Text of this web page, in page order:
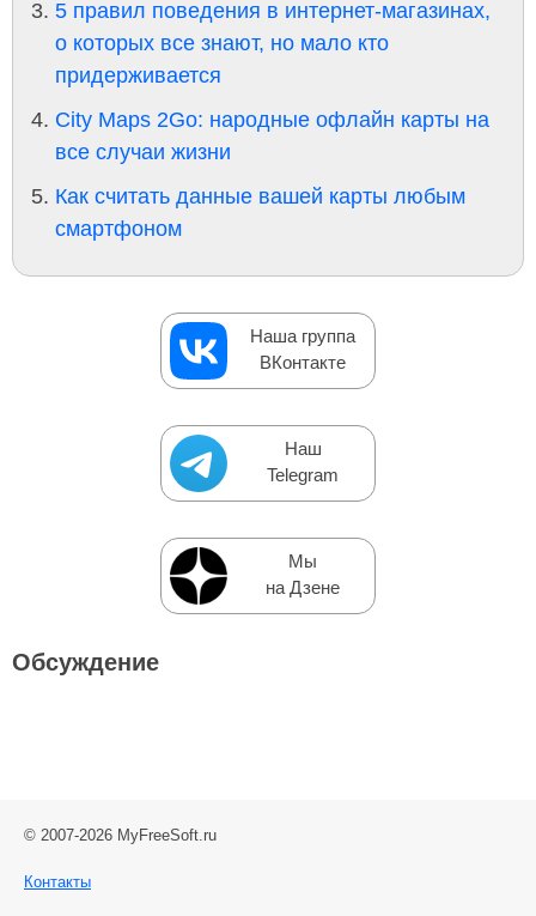
5 правил поведения в интернет-магазинах,
о которых все знают, но мало кто
придерживается
City Maps 2Go: народные офлайн карты на
все случаи жизни
Как считать данные вашей карты любым
смартфоном
Наша группа
ВКонтакте
Наш
Telegram
Мы
на Дзене
Обсуждение
© 2007-2026 MyFreeSoft.ru
Контакты